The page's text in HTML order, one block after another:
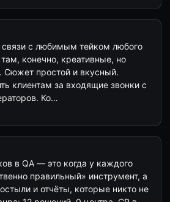
с любимым тейком любого
конечно, креативные, но
Сюжет простой и вкусный.
клиентам за входящие звонки с
Ко…
в QA — это когда у каждого
правильный» инструмент, а
и отчёты, которые никто не